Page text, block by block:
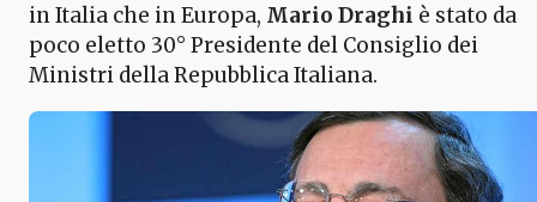
in Italia che in Europa, Mario Draghi è stato da
poco eletto 30° Presidente del Consiglio dei
Ministri della Repubblica Italiana.